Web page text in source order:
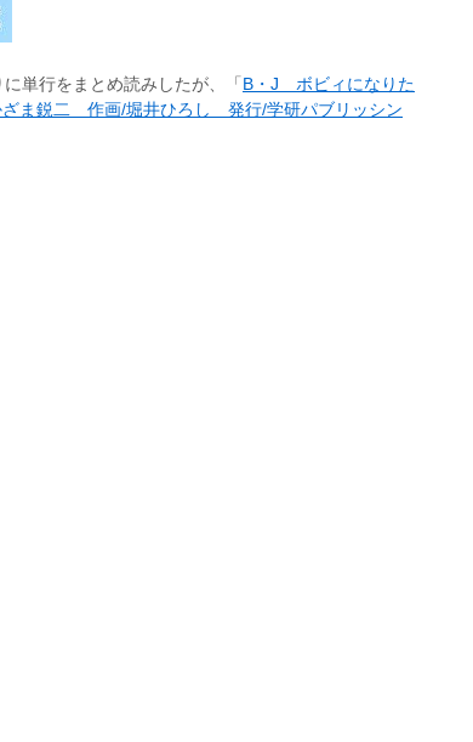
単行をまとめ読みしたが、「B・J ボビィになりた
ま鋭二 作画/堀井ひろし 発行/学研パブリッシン